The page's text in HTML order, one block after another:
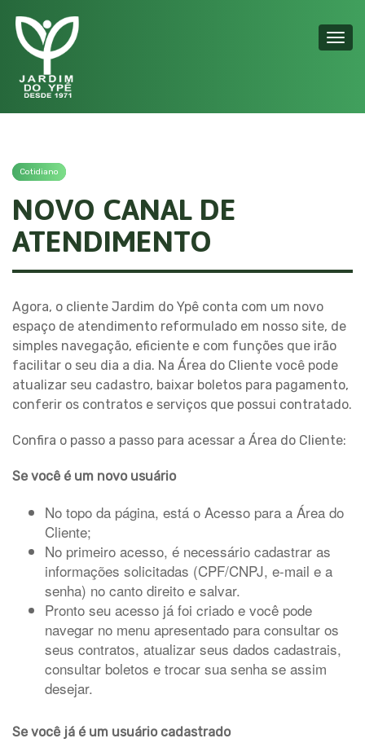
Cotidiano
NOVO CANAL DE
ATENDIMENTO
Agora, o cliente Jardim do Ypê conta com um novo
espaço de atendimento reformulado em nosso site, de
simples navegação, eficiente e com funções que irão
facilitar o seu dia a dia. Na Área do Cliente você pode
atualizar seu cadastro, baixar boletos para pagamento,
conferir os contratos e serviços que possui contratado.
Confira o passo a passo para acessar a Área do Cliente:
Se você é um novo usuário
No topo da página, está o Acesso para a Área do
Cliente;
No primeiro acesso, é necessário cadastrar as
informações solicitadas (CPF/CNPJ, e-mail e a
senha) no canto direito e salvar.
Pronto seu acesso já foi criado e você pode
navegar no menu apresentado para consultar os
seus contratos, atualizar seus dados cadastrais,
consultar boletos e trocar sua senha se assim
desejar.
Se você já é um usuário cadastrado